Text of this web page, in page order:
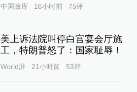
中国政库 16小时前 75评
美上诉法院叫停白宫宴会厅施
工，特朗普怒了：国家耻辱！
World湃 21小时前 53评